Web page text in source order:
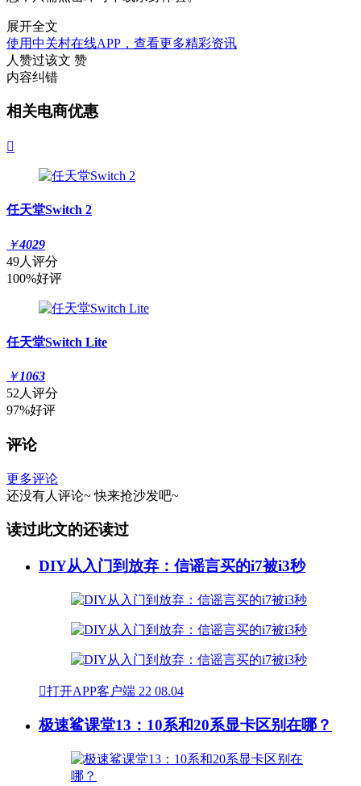
展开全文
使用中关村在线APP，查看更多精彩资讯
人赞过该文 赞
内容纠错
相关电商优惠

任天堂Switch 2
￥4029
49人评分
100%好评
任天堂Switch Lite
￥1063
52人评分
97%好评
评论
更多评论
还没有人评论~ 快来抢沙发吧~
读过此文的还读过
DIY从入门到放弃：信谣言买的i7被i3秒
打开APP客户端 22 08.04
极速鲨课堂13：10系和20系显卡区别在哪？